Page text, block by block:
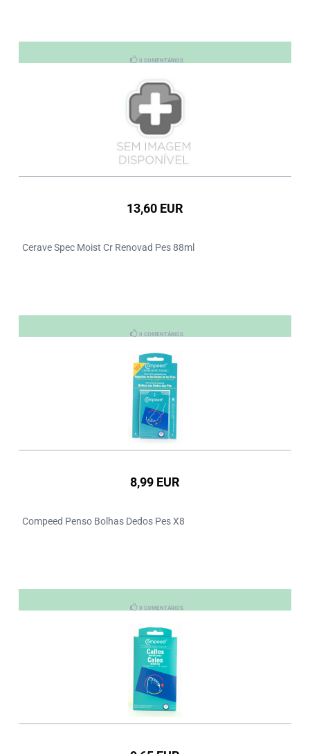
0 COMENTÁRIOS
13,60 EUR
Cerave Spec Moist Cr Renovad Pes 88ml
0 COMENTÁRIOS
8,99 EUR
Compeed Penso Bolhas Dedos Pes X8
0 COMENTÁRIOS